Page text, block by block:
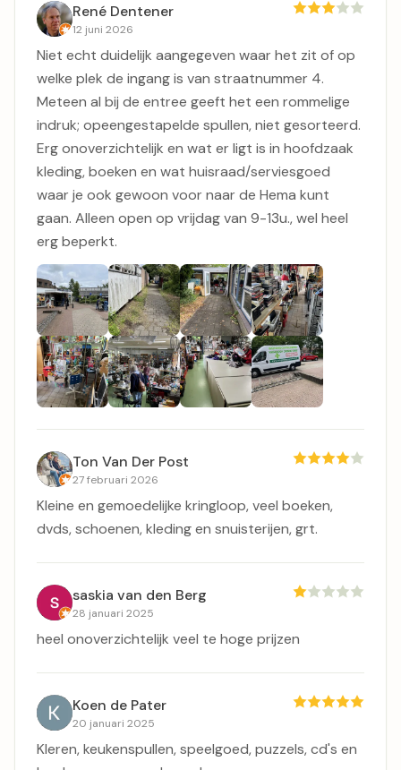
René Dentener
12 juni 2026
Niet echt duidelijk aangegeven waar het zit of op
welke plek de ingang is van straatnummer 4.
Meteen al bij de entree geeft het een rommelige
indruk; opeengestapelde spullen, niet gesorteerd.
Erg onoverzichtelijk en wat er ligt is in hoofdzaak
kleding, boeken en wat huisraad/serviesgoed
waar je ook gewoon voor naar de Hema kunt
gaan. Alleen open op vrijdag van 9-13u., wel heel
erg beperkt.
Ton Van Der Post
27 februari 2026
Kleine en gemoedelijke kringloop, veel boeken,
dvds, schoenen, kleding en snuisterijen, grt.
saskia van den Berg
28 januari 2025
heel onoverzichtelijk veel te hoge prijzen
Koen de Pater
20 januari 2025
Kleren, keukenspullen, speelgoed, puzzels, cd's en